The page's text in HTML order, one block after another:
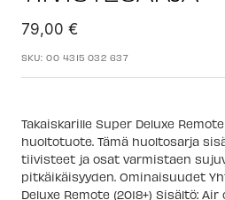
Alennushinta
79,00 €
SKU:00 4315 032 637
Takaiskarille Super Deluxe
huoltotuote. Tämä huoltosarja
tiivisteet ja osat varmistaen
pitkäikäisyyden. Ominaisuudet
Deluxe Remote (2018+) Sisältö: Air